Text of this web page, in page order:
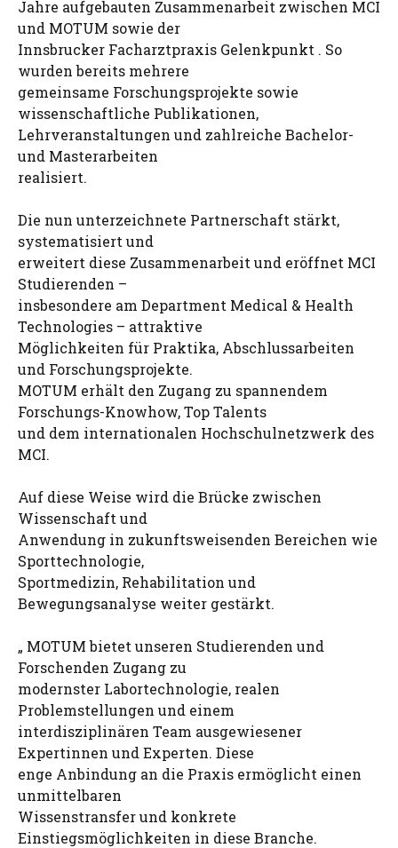
Jahre aufgebauten Zusammenarbeit zwischen MCI
und MOTUM sowie der
Innsbrucker Facharztpraxis Gelenkpunkt . So
wurden bereits mehrere
gemeinsame Forschungsprojekte sowie
wissenschaftliche Publikationen,
Lehrveranstaltungen und zahlreiche Bachelor-
und Masterarbeiten
realisiert.
Die nun unterzeichnete Partnerschaft stärkt,
systematisiert und
erweitert diese Zusammenarbeit und eröffnet MCI
Studierenden –
insbesondere am Department Medical & Health
Technologies – attraktive
Möglichkeiten für Praktika, Abschlussarbeiten
und Forschungsprojekte.
MOTUM erhält den Zugang zu spannendem
Forschungs-Knowhow, Top Talents
und dem internationalen Hochschulnetzwerk des
MCI.
Auf diese Weise wird die Brücke zwischen
Wissenschaft und
Anwendung in zukunftsweisenden Bereichen wie
Sporttechnologie,
Sportmedizin, Rehabilitation und
Bewegungsanalyse weiter gestärkt.
„ MOTUM bietet unseren Studierenden und
Forschenden Zugang zu
modernster Labortechnologie, realen
Problemstellungen und einem
interdisziplinären Team ausgewiesener
Expertinnen und Experten. Diese
enge Anbindung an die Praxis ermöglicht einen
unmittelbaren
Wissenstransfer und konkrete
Einstiegsmöglichkeiten in diese Branche.